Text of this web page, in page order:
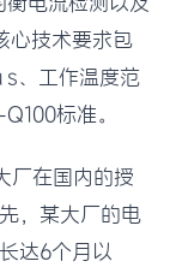
心技术要求包
、工作温度范
标准。
厂在国内的授
，某大厂的电
达6个月以